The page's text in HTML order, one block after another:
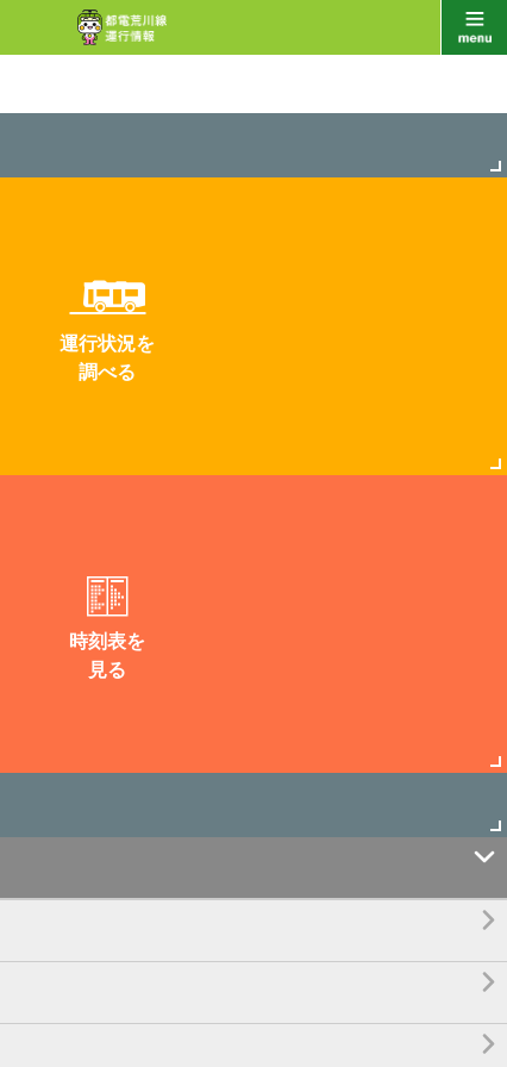
運行状況を
調べる
時刻表を
見る



